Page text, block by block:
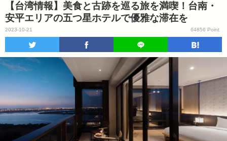
【台湾情報】美食と古跡を巡る旅を満喫！台南・
安平エリアの五つ星ホテルで優雅な滞在を
2023-10-21 64856 Point